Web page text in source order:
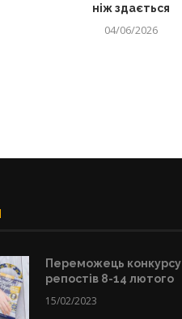
ніж здається
04/06/2026
Переможець конкурсу
репостів 8-14 лютого
15/02/2023